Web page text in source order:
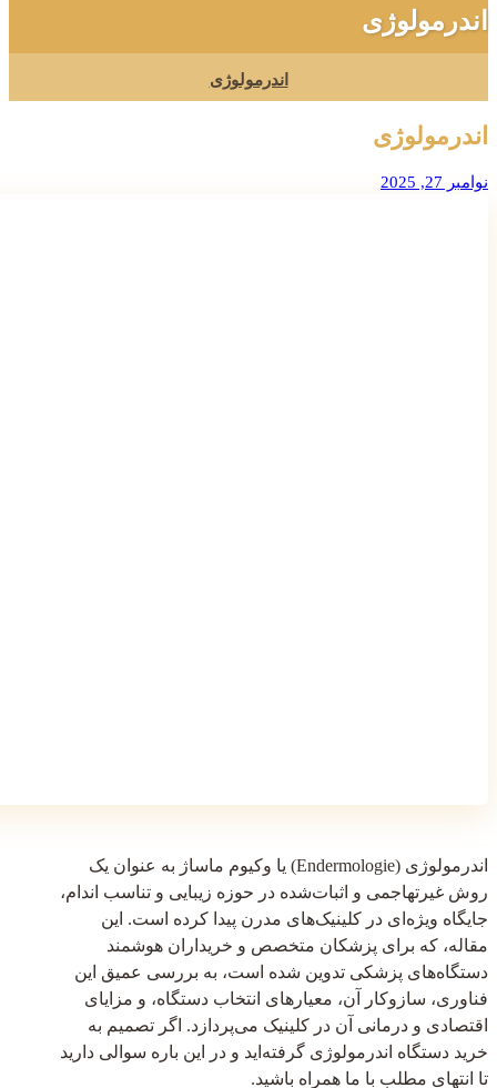
اندرمولوژی
اندرمولوژی
اندرمولوژی
نوامبر 27, 2025
اندرمولوژی (Endermologie) یا وکیوم ماساژ به عنوان یک
روش غیرتهاجمی و اثبات‌شده در حوزه زیبایی و تناسب اندام،
جایگاه ویژه‌ای در کلینیک‌های مدرن پیدا کرده است. این
مقاله، که برای پزشکان متخصص و خریداران هوشمند
دستگاه‌های پزشکی تدوین شده است، به بررسی عمیق این
فناوری، سازوکار آن، معیارهای انتخاب دستگاه، و مزایای
اقتصادی و درمانی آن در کلینیک می‌پردازد. اگر تصمیم به
خرید دستگاه اندرمولوژی گرفته‌اید و در این باره سوالی دارید
تا انتهای مطلب با ما همراه باشید.